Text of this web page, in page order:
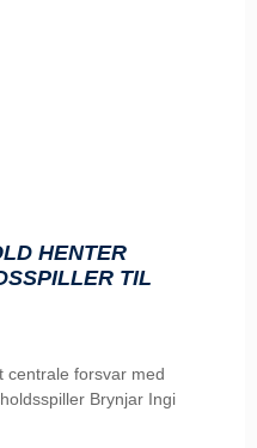
HENTER
TIL
centrale forsvar med
Brynjar Ingi